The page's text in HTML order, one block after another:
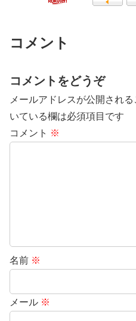
コメント
コメントをどうぞ
メールアドレスが公開される
いている欄は必須項目です
コメント ※
名前 ※
メール ※